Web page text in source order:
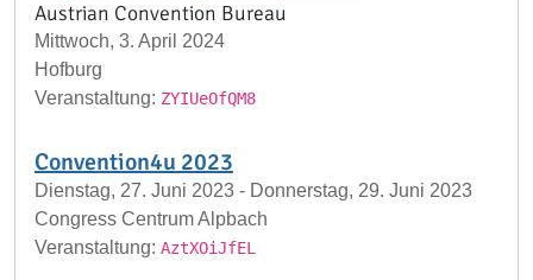
Austrian Convention Bureau
Mittwoch, 3. April 2024
Hofburg
Veranstaltung: ZYIUeOfQM8
Convention4u 2023
Dienstag, 27. Juni 2023 - Donnerstag, 29. Juni 2023
Congress Centrum Alpbach
Veranstaltung: AztXOiJfEL